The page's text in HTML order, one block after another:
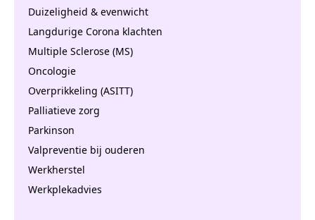
Duizeligheid & evenwicht
Langdurige Corona klachten
Multiple Sclerose (MS)
Oncologie
Overprikkeling (ASITT)
Palliatieve zorg
Parkinson
Valpreventie bij ouderen
Werkherstel
Werkplekadvies